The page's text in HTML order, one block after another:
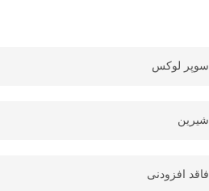
سوپر لوکس
شیرین
فاقد افزودنی